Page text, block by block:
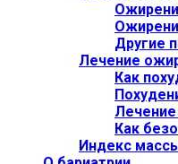
Другие
Лечение
Как
Как
Индекс